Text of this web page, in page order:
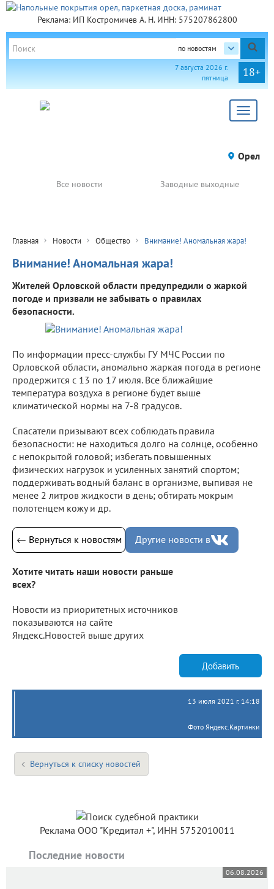
Реклама: ИП Костромичев А. Н. ИНН: 575207862800
по новостям
18+
7 августа 2026 г.
пятница
Toggle
Орел
Все новости Заводные выходные
Главная Новости Общество Внимание! Аномальная жара!
Внимание! Аномальная жара!
Жителей Орловской области предупредили о жаркой
погоде и призвали не забывать о правилах
безопасности.
По информации пресс-службы ГУ МЧС России по
Орловской области, аномально жаркая погода в регионе
продержится с 13 по 17 июля. Все ближайшие
температура воздуха в регионе будет выше
климатической нормы на 7-8 градусов.
Спасатели призывают всех соблюдать правила
безопасности: не находиться долго на солнце, особенно
с непокрытой головой; избегать повышенных
физических нагрузок и усиленных занятий спортом;
поддерживать водный баланс в организме, выпивая не
менее 2 литров жидкости в день; обтирать мокрым
полотенцем кожу и др.
← Вернуться к новостям Другие новости в
Хотите читать наши новости раньше
всех?
Новости из приоритетных источников
показываются на сайте
Яндекс.Новостей выше других
Добавить
13 июля 2021 г. 14:18
Фото Яндекс.Картинки
Вернуться к списку новостей
Реклама ООО "Кредитал +", ИНН 5752010011
Последние новости
06.08.2026